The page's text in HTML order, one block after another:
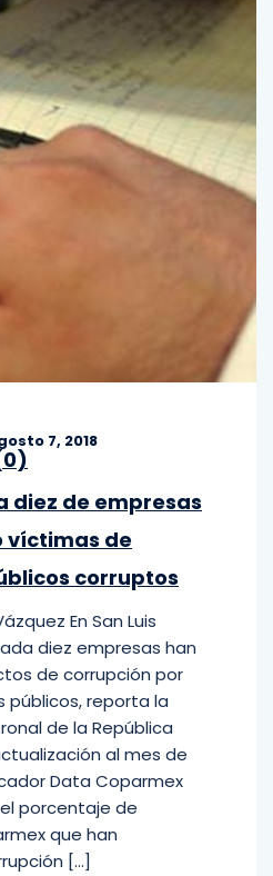
7, 2018
0)
diez de empresas
víctimas de
corruptos
En San Luis
diez empresas han
de corrupción por
públicos, reporta la
de la República
al mes de
Data Coparmex
porcentaje de
que han
[…]